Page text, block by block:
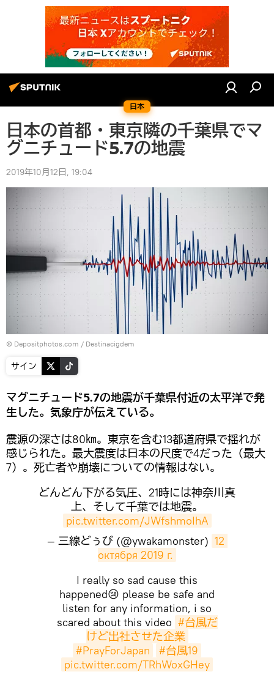
日本
日本の首都・東京隣の千葉県でマ
グニチュード5.7の地震
2019年10月12日, 19:04
© Depositphotos.com / Destinacigdem
サイン
マグニチュード5.7の地震が千葉県付近の太平洋で発
生した。気象庁が伝えている。
震源の深さは80㎞。東京を含む13都道府県で揺れが
感じられた。最大震度は日本の尺度で4だった（最大
7）。死亡者や崩壊についての情報はない。
どんどん下がる気圧、21時には神奈川真
上、そして千葉では地震。
pic.twitter.com/JWfshmoIhA
— 三線どぅび (@ywakamonster) 12
октября 2019 г.
I really so sad cause this
happened😢 please be safe and
listen for any information, i so
scared about this video #台風だ
けど出社させた企業
#PrayForJapan
#台風19
pic.twitter.com/TRhWoxGHey